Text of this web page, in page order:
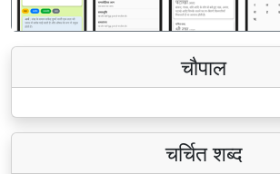
चौपाल
चर्चित शब्द